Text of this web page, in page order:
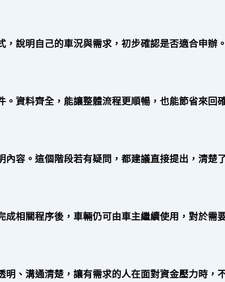
說明自己的車況與需求，初步確認是否適合申辦。
資料齊全，能讓整體流程更順暢，也能節省來回
容。這個階段若有疑問，都建議直接提出，清楚
相關程序後，車輛仍可由車主繼續使用，對於需
、溝通清楚，讓有需求的人在面對資金壓力時，